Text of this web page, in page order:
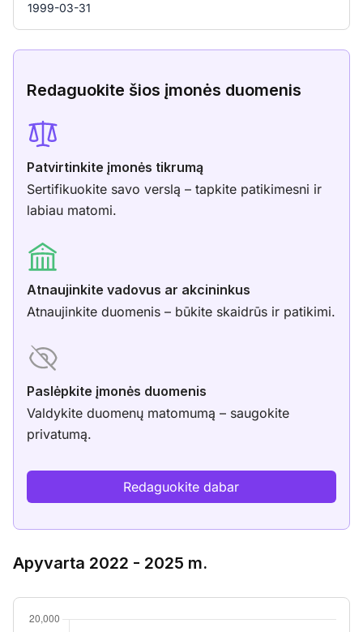
1999-03-31
Redaguokite šios įmonės duomenis
Patvirtinkite įmonės tikrumą
Sertifikuokite savo verslą – tapkite patikimesni ir
labiau matomi.
Atnaujinkite vadovus ar akcininkus
Atnaujinkite duomenis – būkite skaidrūs ir patikimi.
Paslėpkite įmonės duomenis
Valdykite duomenų matomumą – saugokite
privatumą.
Redaguokite dabar
Apyvarta 2022 - 2025 m.